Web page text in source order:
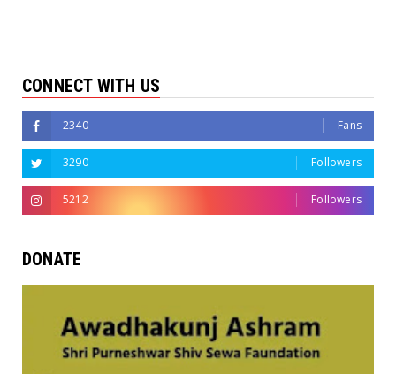
CONNECT WITH US
2340 Fans
3290 Followers
5212 Followers
DONATE